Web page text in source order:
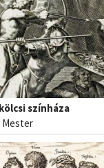
színháza
Mester